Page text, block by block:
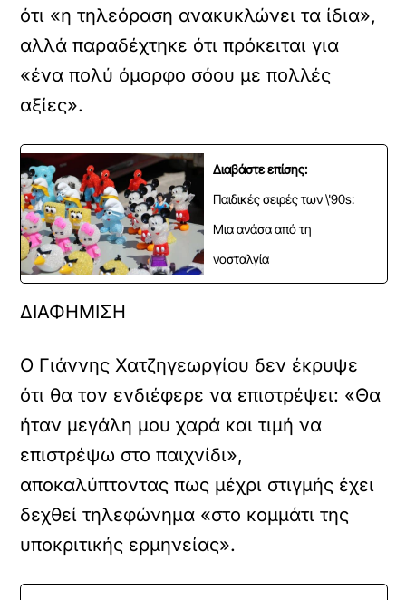
ότι «η τηλεόραση ανακυκλώνει τα ίδια»,
αλλά παραδέχτηκε ότι πρόκειται για
«ένα πολύ όμορφο σόου με πολλές
αξίες».
Διαβάστε επίσης:
Παιδικές σειρές των \'90s:
Μια ανάσα από τη
νοσταλγία
ΔΙΑΦΗΜΙΣΗ
Ο Γιάννης Χατζηγεωργίου δεν έκρυψε
ότι θα τον ενδιέφερε να επιστρέψει: «Θα
ήταν μεγάλη μου χαρά και τιμή να
επιστρέψω στο παιχνίδι»,
αποκαλύπτοντας πως μέχρι στιγμής έχει
δεχθεί τηλεφώνημα «στο κομμάτι της
υποκριτικής ερμηνείας».